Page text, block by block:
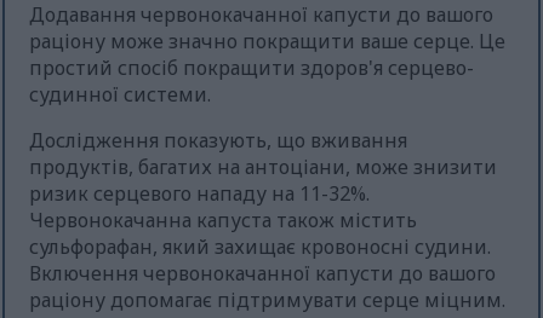
Додавання червонокачанної капусти до вашого
раціону може значно покращити ваше серце. Це
простий спосіб покращити здоров'я серцево-
судинної системи.
Дослідження показують, що вживання
продуктів, багатих на антоціани, може знизити
ризик серцевого нападу на 11-32%.
Червонокачанна капуста також містить
сульфорафан, який захищає кровоносні судини.
Включення червонокачанної капусти до вашого
раціону допомагає підтримувати серце міцним.